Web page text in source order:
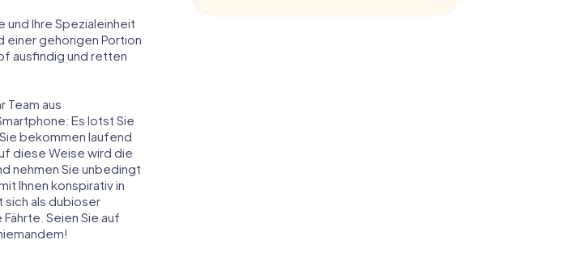
und Ihre Spezialeinheit
einer gehörigen Portion
ausfindig und retten
Team aus
Es lotst Sie
bekommen laufend
diese Weise wird die
nehmen Sie unbedingt
Ihnen konspirativ in
sich als dubioser
Seien Sie auf